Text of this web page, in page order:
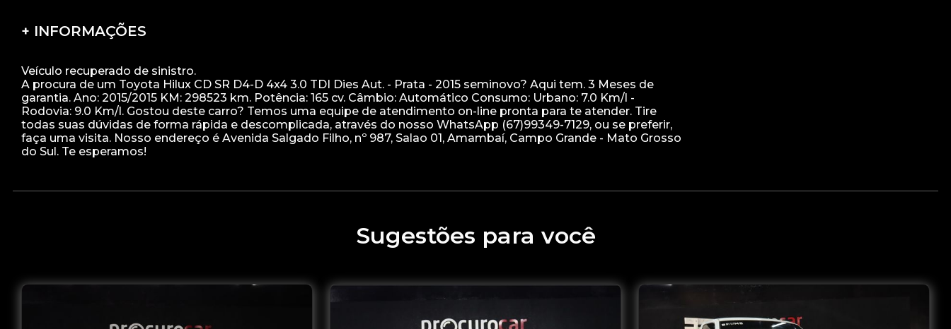
+ INFORMAÇÕES
Veículo recuperado de sinistro.
A procura de um Toyota Hilux CD SR D4-D 4x4 3.0 TDI Dies Aut. - Prata - 2015 seminovo? Aqui tem. 3 Meses de
garantia. Ano: 2015/2015 KM: 298523 km. Potência: 165 cv. Câmbio: Automático Consumo: Urbano: 7.0 Km/l -
Rodovia: 9.0 Km/l. Gostou deste carro? Temos uma equipe de atendimento on-line pronta para te atender. Tire
todas suas dúvidas de forma rápida e descomplicada, através do nosso WhatsApp (67)99349-7129, ou se preferir,
faça uma visita. Nosso endereço é Avenida Salgado Filho, nº 987, Salao 01, Amambaí, Campo Grande - Mato Grosso
Sugestões para você